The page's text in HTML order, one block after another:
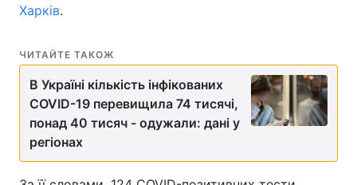
Харків.
ЧИТАЙТЕ ТАКОЖ
В Україні кількість інфікованих
COVID-19 перевищила 74 тисячі,
понад 40 тисяч - одужали: дані у
регіонах